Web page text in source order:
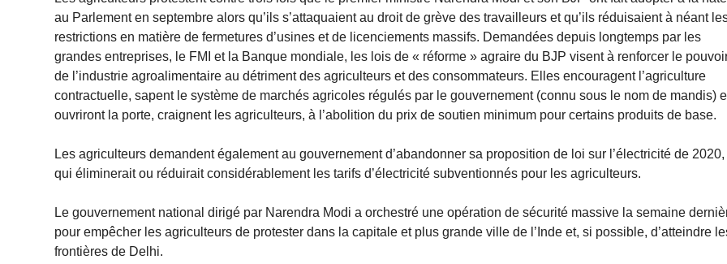
au Parlement en septembre alors qu’ils s’attaquaient au droit de grève des travailleurs et qu’ils réduisaient à néant
restrictions en matière de fermetures d’usines et de licenciements massifs. Demandées depuis longtemps par les
grandes entreprises, le FMI et la Banque mondiale, les lois de « réforme » agraire du BJP visent à renforcer le
de l’industrie agroalimentaire au détriment des agriculteurs et des consommateurs. Elles encouragent l’agriculture
contractuelle, sapent le système de marchés agricoles régulés par le gouvernement (connu sous le nom de mandis)
ouvriront la porte, craignent les agriculteurs, à l’abolition du prix de soutien minimum pour certains produits de base.
Les agriculteurs demandent également au gouvernement d’abandonner sa proposition de loi sur l’électricité de 2020,
qui éliminerait ou réduirait considérablement les tarifs d’électricité subventionnés pour les agriculteurs.
Le gouvernement national dirigé par Narendra Modi a orchestré une opération de sécurité massive la semaine
pour empêcher les agriculteurs de protester dans la capitale et plus grande ville de l’Inde et, si possible, d’atteindre
frontières de Delhi.